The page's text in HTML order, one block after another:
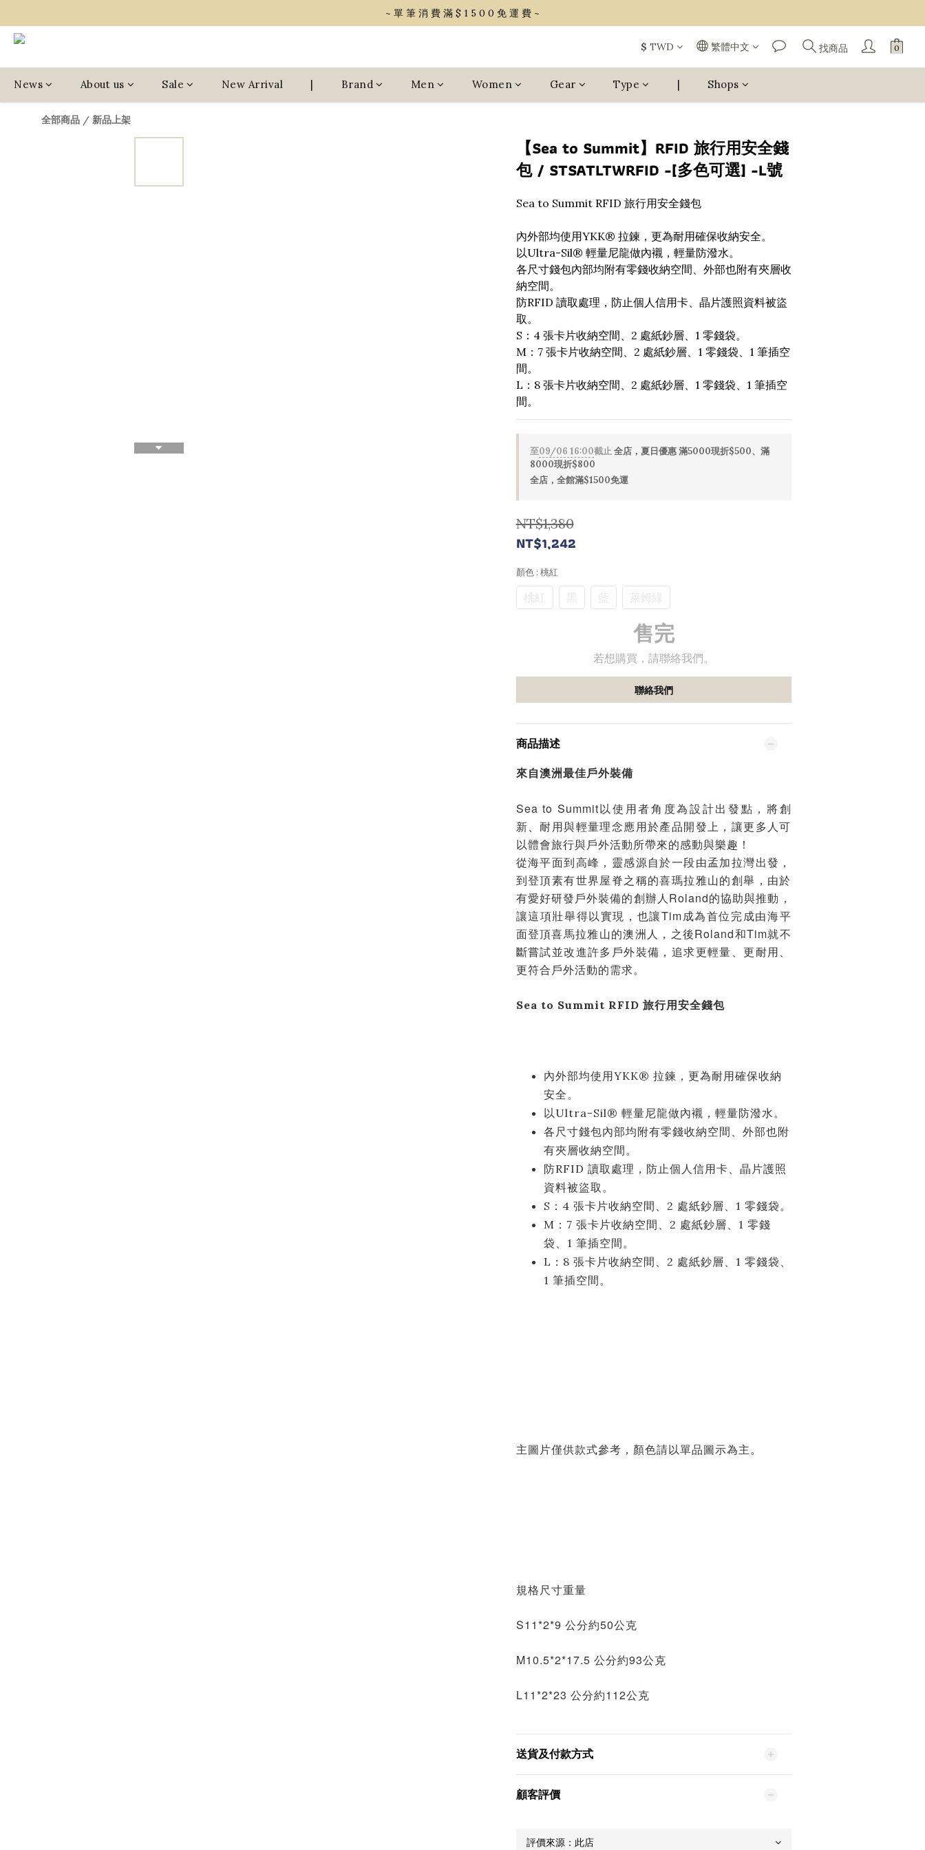
~ 單 筆 消 費 滿 $ 1 5 0 0 免 運 費 ~
~ 單 筆 消 費 滿 $ 1 5 0 0 免 運 費 ~
~ 單 筆 消 費 滿 $ 1 5 0 0 免 運 費 ~
$ TWD 繁體中文 找商品
News About us Sale New Arrival | Brand Men Women Gear Type | Shops
全部商品 / 新品上架
【Sea to Summit】RFID 旅行用安全錢
包 / STSATLTWRFID -[多色可選] -L號
Sea to Summit RFID 旅行用安全錢包
內外部均使用YKK® 拉鍊，更為耐用確保收納安全。
以Ultra-Sil® 輕量尼龍做內襯，輕量防潑水。
各尺寸錢包內部均附有零錢收納空間、外部也附有夾層收
納空間。
防RFID 讀取處理，防止個人信用卡、晶片護照資料被盜
取。
S：4 張卡片收納空間、2 處紙鈔層、1 零錢袋。
M：7 張卡片收納空間、2 處紙鈔層、1 零錢袋、1 筆插空
間。
L：8 張卡片收納空間、2 處紙鈔層、1 零錢袋、1 筆插空
間。
至09/06 16:00截止全店，夏日優惠 滿5000現折$500、滿
8000現折$800
全店，全館滿$1500免運
NT$1,380
NT$1,242
顏色 : 桃紅
桃紅 黑 藍 萊姆綠
售完
若想購買，請聯絡我們。
聯絡我們
商品描述
來自澳洲最佳戶外裝備
Sea to Summit以使用者角度為設計出發點，將創
新、耐用與輕量理念應用於產品開發上，讓更多人可
以體會旅行與戶外活動所帶來的感動與樂趣！
從海平面到高峰，靈感源自於一段由孟加拉灣出發，
到登頂素有世界屋脊之稱的喜瑪拉雅山的創舉，由於
有愛好研發戶外裝備的創辦人Roland的協助與推動，
讓這項壯舉得以實現，也讓Tim成為首位完成由海平
面登頂喜馬拉雅山的澳洲人，之後Roland和Tim就不
斷嘗試並改進許多戶外裝備，追求更輕量、更耐用、
更符合戶外活動的需求。
Sea to Summit RFID 旅行用安全錢包
內外部均使用YKK® 拉鍊，更為耐用確保收納
安全。
以Ultra-Sil® 輕量尼龍做內襯，輕量防潑水。
各尺寸錢包內部均附有零錢收納空間、外部也附
有夾層收納空間。
防RFID 讀取處理，防止個人信用卡、晶片護照
資料被盜取。
S：4 張卡片收納空間、2 處紙鈔層、1 零錢袋。
M：7 張卡片收納空間、2 處紙鈔層、1 零錢
袋、1 筆插空間。
L：8 張卡片收納空間、2 處紙鈔層、1 零錢袋、
1 筆插空間。
主圖片僅供款式參考，顏色請以單品圖示為主。
規格尺寸重量
S11*2*9 公分約50公克
M10.5*2*17.5 公分約93公克
L11*2*23 公分約112公克
送貨及付款方式
顧客評價